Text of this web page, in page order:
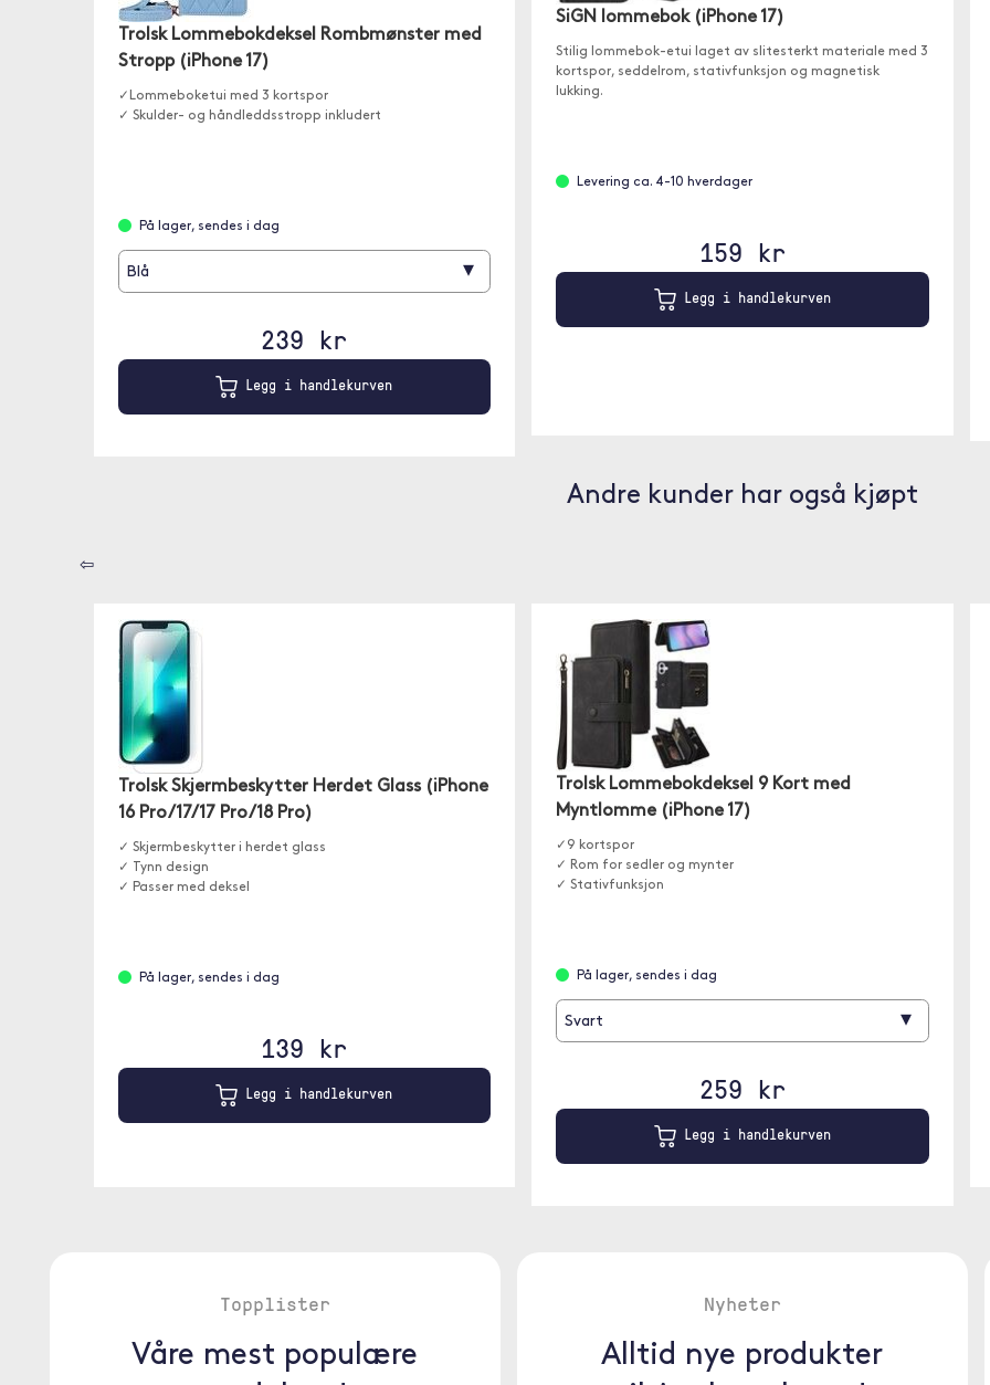
Trolsk Lommebokdeksel Rombmønster med
Stropp (iPhone 17)
✓Lommeboketui med 3 kortspor
✓ Skulder- og håndleddsstropp inkludert
På lager, sendes i dag
Blå ▾
239 kr
Legg i handlekurven
SiGN lommebok (iPhone 17)
Stilig lommebok-etui laget av slitesterkt materiale med 3
kortspor, seddelrom, stativfunksjon og magnetisk
lukking.
Levering ca. 4-10 hverdager
159 kr
Legg i handlekurven
Andre kunder har også kjøpt
⇦
Trolsk Skjermbeskytter Herdet Glass (iPhone
16 Pro/17/17 Pro/18 Pro)
✓ Skjermbeskytter i herdet glass
✓ Tynn design
✓ Passer med deksel
På lager, sendes i dag
139 kr
Legg i handlekurven
Trolsk Lommebokdeksel 9 Kort med
Myntlomme (iPhone 17)
✓9 kortspor
✓ Rom for sedler og mynter
✓ Stativfunksjon
På lager, sendes i dag
Svart ▾
259 kr
Legg i handlekurven
Topplister
Våre mest populære
Nyheter
Alltid nye produkter